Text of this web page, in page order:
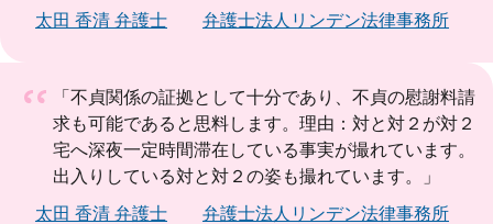
太田 香清 弁護士 弁護士法人リンデン法律事務所
「不貞関係の証拠として十分であり、不貞の慰謝料請
求も可能であると思料します。理由：対と対２が対２
宅へ深夜一定時間滞在している事実が撮れています。
出入りしている対と対２の姿も撮れています。」
太田 香清 弁護士
弁護士法人リンデン法律事務所